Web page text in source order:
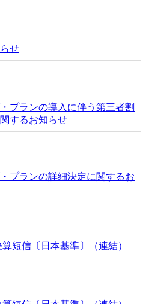
せ
プランの導入に伴う第三者割
するお知らせ
プランの詳細決定に関するお
短信〔日本基準〕（連結）